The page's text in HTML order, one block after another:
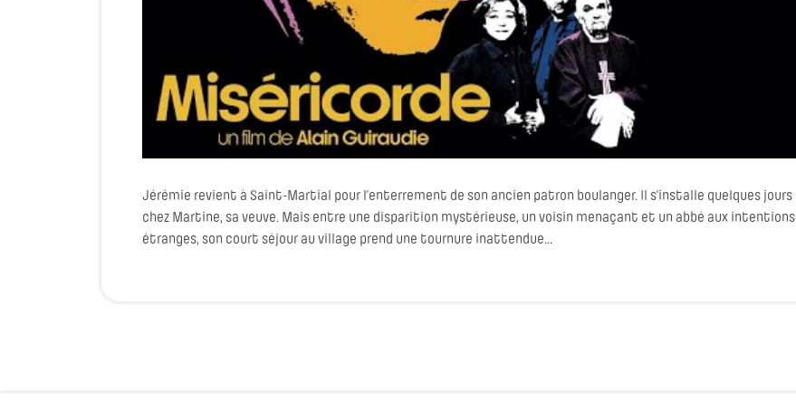
Jérémie revient à Saint-Martial pour l’enterrement de son ancien patron boulanger. Il s'installe quelques jours
chez Martine, sa veuve. Mais entre une disparition mystérieuse, un voisin menaçant et un abbé aux intentions
étranges, son court séjour au village prend une tournure inattendue...